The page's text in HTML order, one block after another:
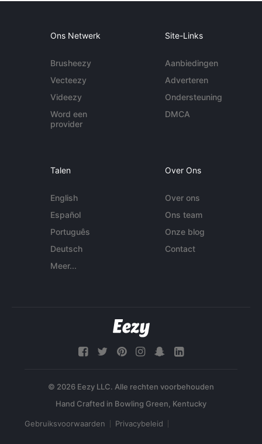
Ons Netwerk
Brusheezy
Vecteezy
Videezy
Word een
provider
Site-Links
Aanbiedingen
Adverteren
Ondersteuning
DMCA
Talen
English
Español
Português
Deutsch
Meer...
Over Ons
Over ons
Ons team
Onze blog
Contact
© 2026 Eezy LLC. Alle rechten voorbehouden
Gebruiksvoorwaarden Privacybeleid